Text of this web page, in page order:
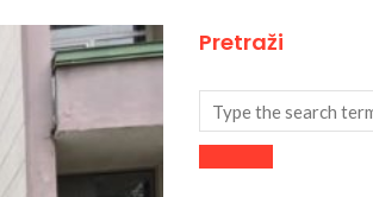
Pretraži